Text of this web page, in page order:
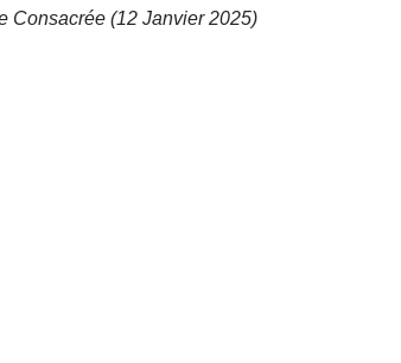
Consacrée (12 Janvier 2025)